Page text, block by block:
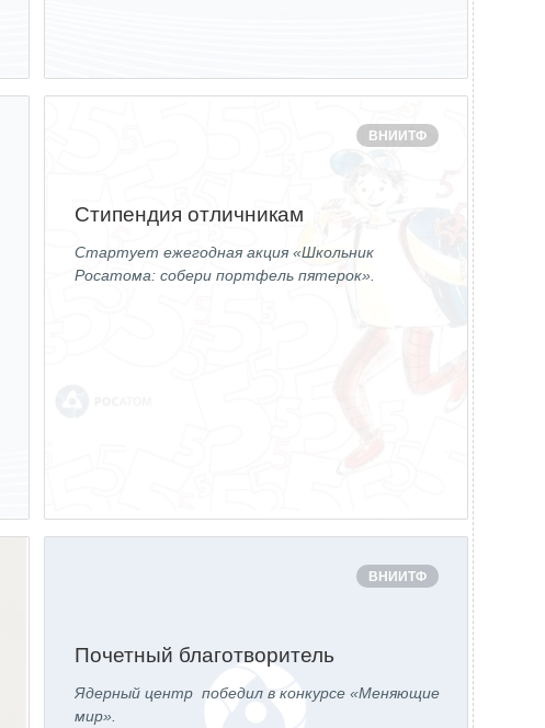
ВНИИТФ
Стипендия отличникам
Стартует ежегодная акция «Школьник
Росатома: собери портфель пятерок».
ВНИИТФ
Почетный благотворитель
Ядерный центр победил в конкурсе «Меняющие
мир».